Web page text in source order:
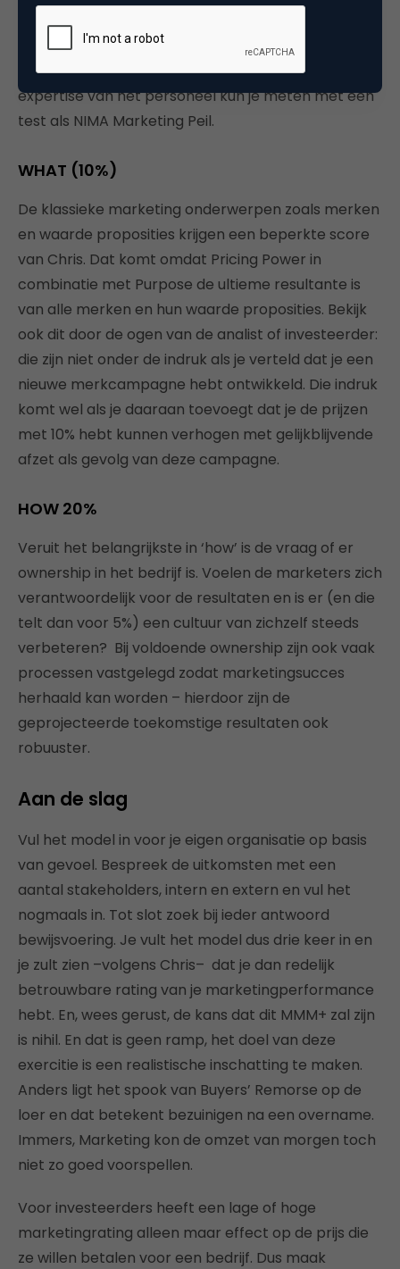
identificeren. Dan vraag ik mijzelf af, hoeveel
professionals noemen zich marketer in persona 1 of
eerder business manager of ‘head of growth’? De
expertise van het personeel kun je meten met een
test als NIMA Marketing Peil.
WHAT (10%)
De klassieke marketing onderwerpen zoals merken
en waarde proposities krijgen een beperkte score
van Chris. Dat komt omdat Pricing Power in
combinatie met Purpose de ultieme resultante is
van alle merken en hun waarde proposities. Bekijk
ook dit door de ogen van de analist of investeerder:
die zijn niet onder de indruk als je verteld dat je een
nieuwe merkcampagne hebt ontwikkeld. Die indruk
komt wel als je daaraan toevoegt dat je de prijzen
met 10% hebt kunnen verhogen met gelijkblijvende
afzet als gevolg van deze campagne.
HOW 20%
Veruit het belangrijkste in ‘how’ is de vraag of er
ownership in het bedrijf is. Voelen de marketers zich
verantwoordelijk voor de resultaten en is er (en die
telt dan voor 5%) een cultuur van zichzelf steeds
verbeteren? Bij voldoende ownership zijn ook vaak
processen vastgelegd zodat marketingsucces
herhaald kan worden – hierdoor zijn de
geprojecteerde toekomstige resultaten ook
robuuster.
Aan de slag
Vul het model in voor je eigen organisatie op basis
van gevoel. Bespreek de uitkomsten met een
aantal stakeholders, intern en extern en vul het
nogmaals in. Tot slot zoek bij ieder antwoord
bewijsvoering. Je vult het model dus drie keer in en
je zult zien –volgens Chris– dat je dan redelijk
betrouwbare rating van je marketingperformance
hebt. En, wees gerust, de kans dat dit MMM+ zal zijn
is nihil. En dat is geen ramp, het doel van deze
exercitie is een realistische inschatting te maken.
Anders ligt het spook van Buyers’ Remorse op de
loer en dat betekent bezuinigen na een overname.
Immers, Marketing kon de omzet van morgen toch
niet zo goed voorspellen.
Voor investeerders heeft een lage of hoge
marketingrating alleen maar effect op de prijs die
ze willen betalen voor een bedrijf. Dus maak